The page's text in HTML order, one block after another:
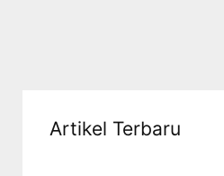
Artikel Terbaru